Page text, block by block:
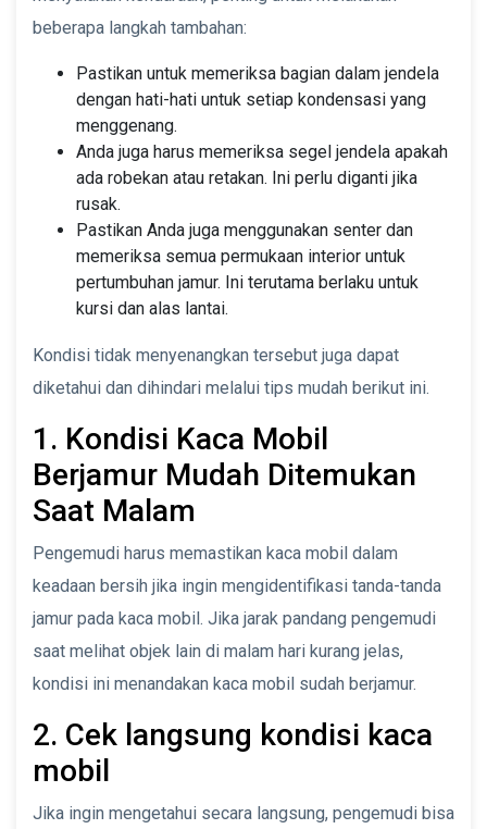
beberapa langkah tambahan:
Pastikan untuk memeriksa bagian dalam jendela
dengan hati-hati untuk setiap kondensasi yang
menggenang.
Anda juga harus memeriksa segel jendela apakah
ada robekan atau retakan. Ini perlu diganti jika
rusak.
Pastikan Anda juga menggunakan senter dan
memeriksa semua permukaan interior untuk
pertumbuhan jamur. Ini terutama berlaku untuk
kursi dan alas lantai.
Kondisi tidak menyenangkan tersebut juga dapat
diketahui dan dihindari melalui tips mudah berikut ini.
1. Kondisi Kaca Mobil
Berjamur Mudah Ditemukan
Saat Malam
Pengemudi harus memastikan kaca mobil dalam
keadaan bersih jika ingin mengidentifikasi tanda-tanda
jamur pada kaca mobil. Jika jarak pandang pengemudi
saat melihat objek lain di malam hari kurang jelas,
kondisi ini menandakan kaca mobil sudah berjamur.
2. Cek langsung kondisi kaca
mobil
Jika ingin mengetahui secara langsung, pengemudi bisa